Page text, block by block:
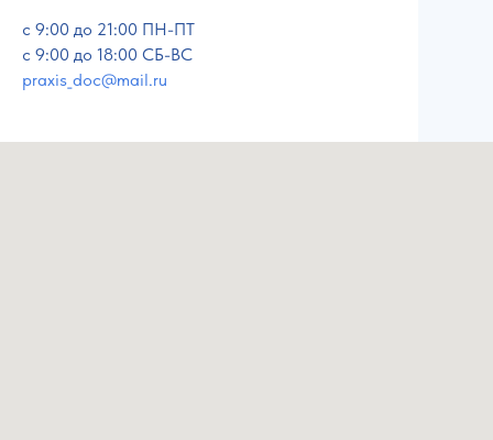
c 9:00 до 21:00 ПН-ПТ
с 9:00 до 18:00 СБ-ВС
praxis_doc@mail.ru